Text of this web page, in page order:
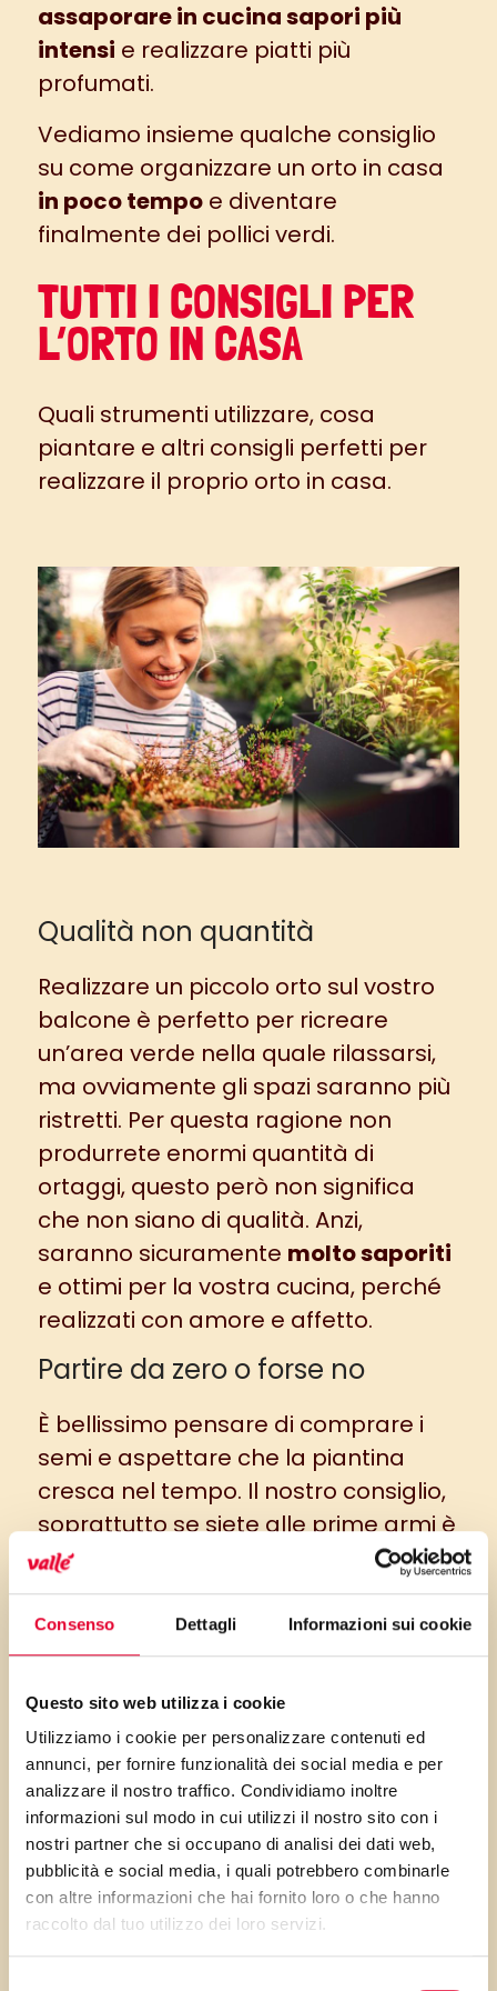
Consenso Dettagli Informazioni sui cookie
Questo sito web utilizza i cookie
Utilizziamo i cookie per personalizzare contenuti ed
annunci, per fornire funzionalità dei social media e per
analizzare il nostro traffico. Condividiamo inoltre
informazioni sul modo in cui utilizzi il nostro sito con i
nostri partner che si occupano di analisi dei dati web,
pubblicità e social media, i quali potrebbero combinarle
con altre informazioni che hai fornito loro o che hanno
raccolto dal tuo utilizzo dei loro servizi.
assaporare in cucina sapori più
intensi e realizzare piatti più
profumati.
Vediamo insieme qualche consiglio
su come organizzare un orto in casa
in poco tempoe diventare
finalmente dei pollici verdi.
TUTTI I CONSIGLI PER
L’ORTO IN CASA
Quali strumenti utilizzare, cosa
piantare e altri consigli perfetti per
realizzare il proprio orto in casa.
Qualità non quantità
Realizzare un piccolo orto sul vostro
balcone è perfetto per ricreare
un’area verde nella quale rilassarsi,
ma ovviamente gli spazi saranno più
ristretti. Per questa ragione non
produrrete enormi quantità di
ortaggi, questo però non significa
che non siano di qualità. Anzi,
saranno sicuramente molto saporiti
e ottimi per la vostra cucina, perché
realizzati con amore e affetto.
Partire da zero o forse no
È bellissimo pensare di comprare i
semi e aspettare che la piantina
cresca nel tempo. Il nostro consiglio,
soprattutto se siete alle prime armi è
però quello di acquistare delle
piantine già cresciute, da
trapiantare poi nei vasi grandi.In
questo modo potrete occuparvi della
piantina fin da quando è ancora
piccola, ma non dovrete partire
proprio da zero. Il periodo tra marzo
e aprile è perfetto per lo svolgimento
di quest’attività.
Cosa piantare?
Vi suggeriamo di valutare gli spazi
che avete, tenendo conto che la